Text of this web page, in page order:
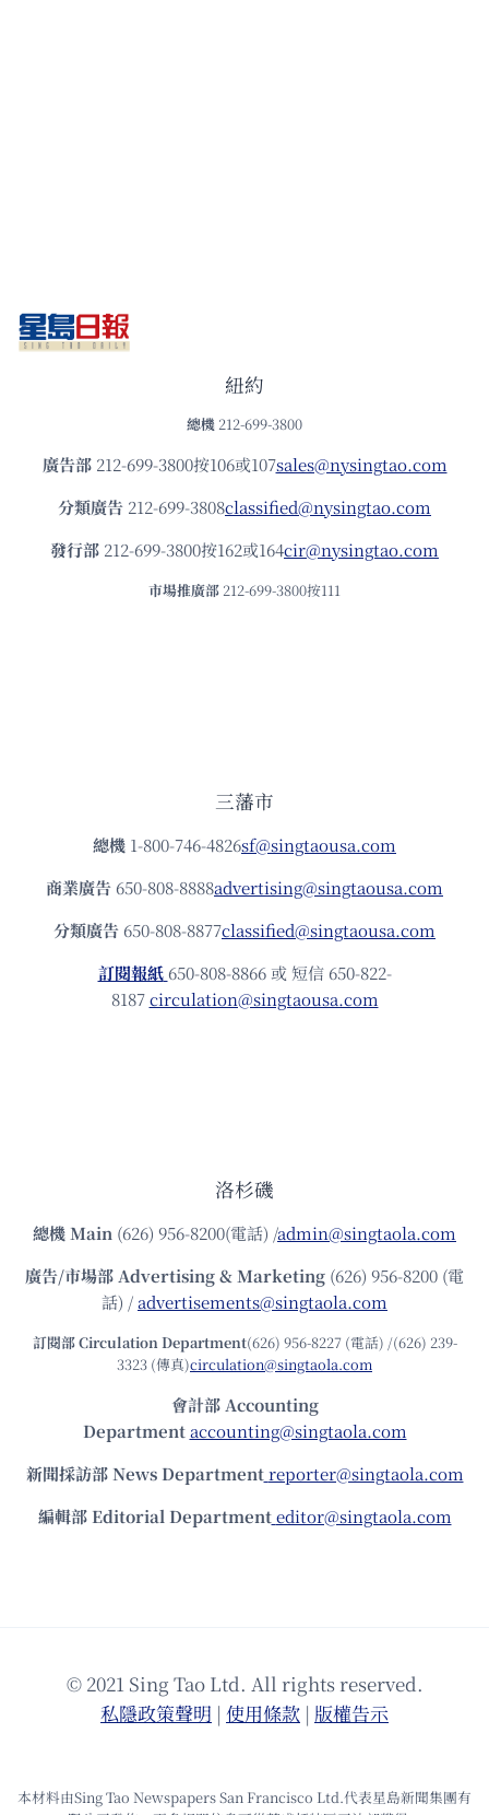
紐約
總機 212-699-3800
廣告部212-699-3800按106或107sales@nysingtao.com
分類廣告 212-699-3808classified@nysingtao.com
發⾏部 212-699-3800按162或164cir@nysingtao.com
市場推廣部 212-699-3800按111
三藩市
總機 1-800-746-4826sf@singtaousa.com
商業廣告 650-808-8888advertising@singtaousa.com
分類廣告 650-808-8877classified@singtaousa.com
訂閱報紙 650-808-8866 或 短信 650-822-
8187circulation@singtaousa.com
洛杉磯
總機Main (626) 956-8200(電話) /admin@singtaola.com
廣告/市場部Advertising & Marketing (626) 956-8200 (電
話) /advertisements@singtaola.com
訂閱部 Circulation Department(626) 956-8227 (電話) /(626) 239-
3323 (傳真)circulation@singtaola.com
會計部 Accounting
Department accounting@singtaola.com
新聞採訪部 News Department reporter@singtaola.com
編輯部 Editorial Department editor@singtaola.com
© 2021 Sing Tao Ltd. All rights reserved.
私隱政策聲明 | 使⽤條款 | 版權告⽰
本材料由Sing Tao Newspapers San Francisco Ltd.代表星島新聞集團有